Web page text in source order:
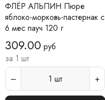
ФЛЁР АЛЬПИН Пюре
яблоко-морковь-пастернак с
6 мес пауч 120 г
309.00 руб
за 1 шт
1 шт